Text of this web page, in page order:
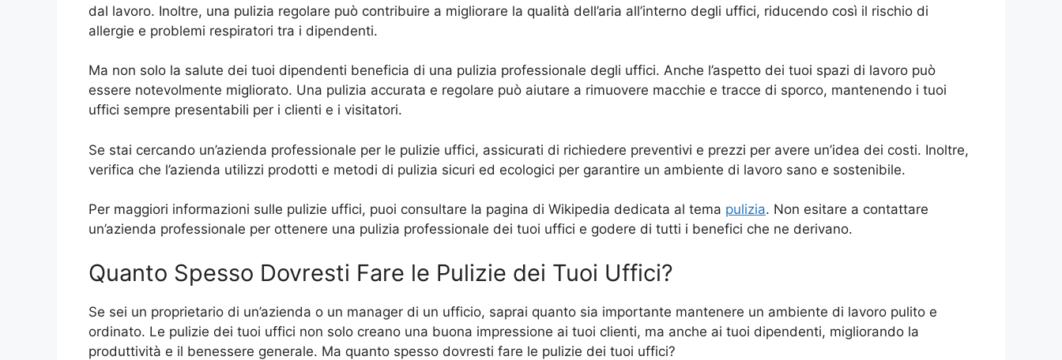
dal lavoro. Inoltre, una pulizia regolare può contribuire a migliorare la qualità dell’aria all’interno degli uffici, riducendo così il rischio di
allergie e problemi respiratori tra i dipendenti.
Ma non solo la salute dei tuoi dipendenti beneficia di una pulizia professionale degli uffici. Anche l’aspetto dei tuoi spazi di lavoro può
essere notevolmente migliorato. Una pulizia accurata e regolare può aiutare a rimuovere macchie e tracce di sporco, mantenendo i tuoi
uffici sempre presentabili per i clienti e i visitatori.
Se stai cercando un’azienda professionale per le pulizie uffici, assicurati di richiedere preventivi e prezzi per avere un’idea dei costi. Inoltre,
verifica che l’azienda utilizzi prodotti e metodi di pulizia sicuri ed ecologici per garantire un ambiente di lavoro sano e sostenibile.
Per maggiori informazioni sulle pulizie uffici, puoi consultare la pagina di Wikipedia dedicata al tema pulizia. Non esitare a contattare
un’azienda professionale per ottenere una pulizia professionale dei tuoi uffici e godere di tutti i benefici che ne derivano.
Quanto Spesso Dovresti Fare le Pulizie dei Tuoi Uffici?
Se sei un proprietario di un’azienda o un manager di un ufficio, saprai quanto sia importante mantenere un ambiente di lavoro pulito e
ordinato. Le pulizie dei tuoi uffici non solo creano una buona impressione ai tuoi clienti, ma anche ai tuoi dipendenti, migliorando la
produttività e il benessere generale. Ma quanto spesso dovresti fare le pulizie dei tuoi uffici?